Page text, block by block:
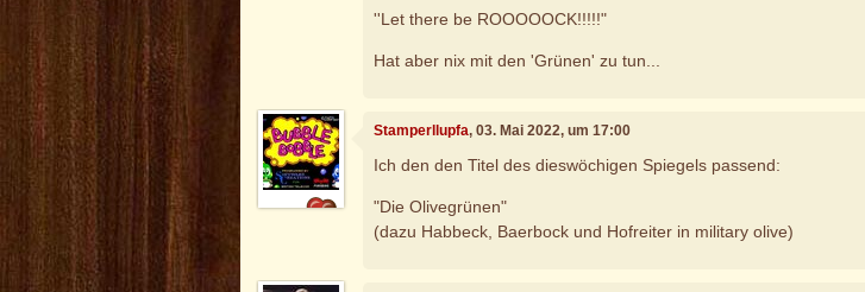
''Let there be ROOOOOCK!!!!!"
Hat aber nix mit den 'Grünen' zu tun...
Stamperllupfa, 03. Mai 2022, um 17:00
Ich den den Titel des dieswöchigen Spiegels passend:
"Die Olivegrünen"
(dazu Habbeck, Baerbock und Hofreiter in military olive)